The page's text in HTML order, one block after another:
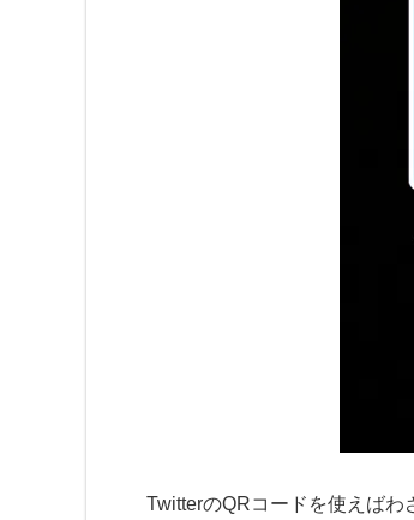
TwitterのQRコードを使えばわ